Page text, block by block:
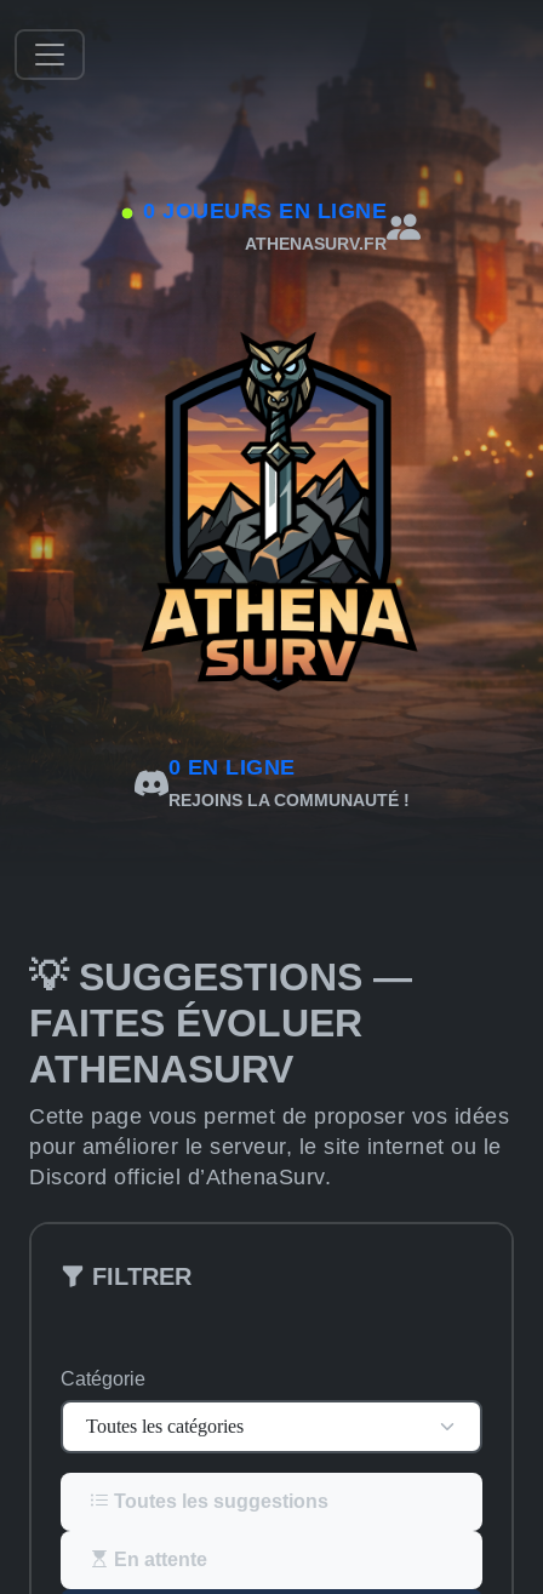
0 JOUEURS EN LIGNE
ATHENASURV.FR
0 EN LIGNE
REJOINS LA COMMUNAUTÉ !
💡 SUGGESTIONS —
FAITES ÉVOLUER
ATHENASURV
Cette page vous permet de proposer vos idées
pour améliorer le serveur, le site internet ou le
Discord officiel d’AthenaSurv.
FILTRER
Catégorie
Toutes les suggestions
En attente